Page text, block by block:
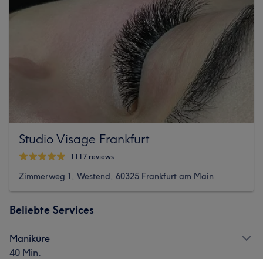
Studio Visage Frankfurt
1117 reviews
Zimmerweg 1, Westend, 60325 Frankfurt am Main
Beliebte Services
Maniküre
40 Min.